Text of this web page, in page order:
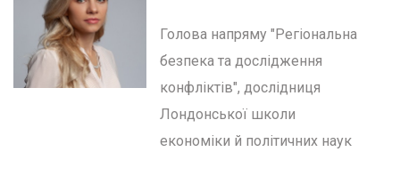
Голова напряму "Регіональна
безпека та дослідження
конфліктів", дослідниця
Лондонської школи
економіки й політичних наук